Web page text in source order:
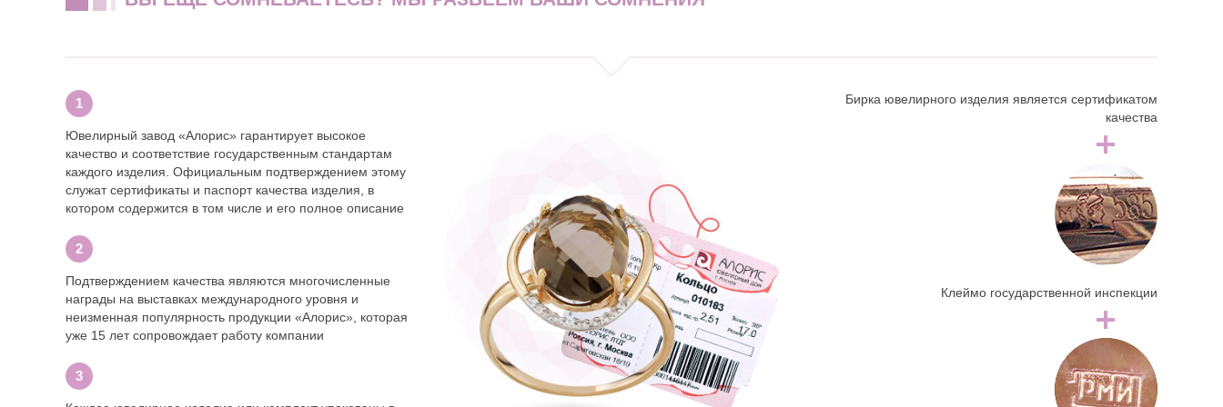
Ювелирный завод «Алорис» гарантирует высокое
качество и соответствие государственным стандартам
каждого изделия. Официальным подтверждением этому
служат сертификаты и паспорт качества изделия, в
котором содержится в том числе и его полное описание
Подтверждением качества являются многочисленные
награды на выставках международного уровня и
неизменная популярность продукции «Алорис», которая
уже 15 лет сопровождает работу компании
Бирка ювелирного изделия является сертификатом
качества
Клеймо государственной инспекции